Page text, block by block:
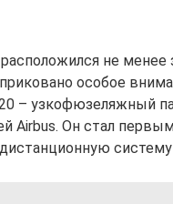
не
особое
– узкофюзеляжный
Airbus. Он стал